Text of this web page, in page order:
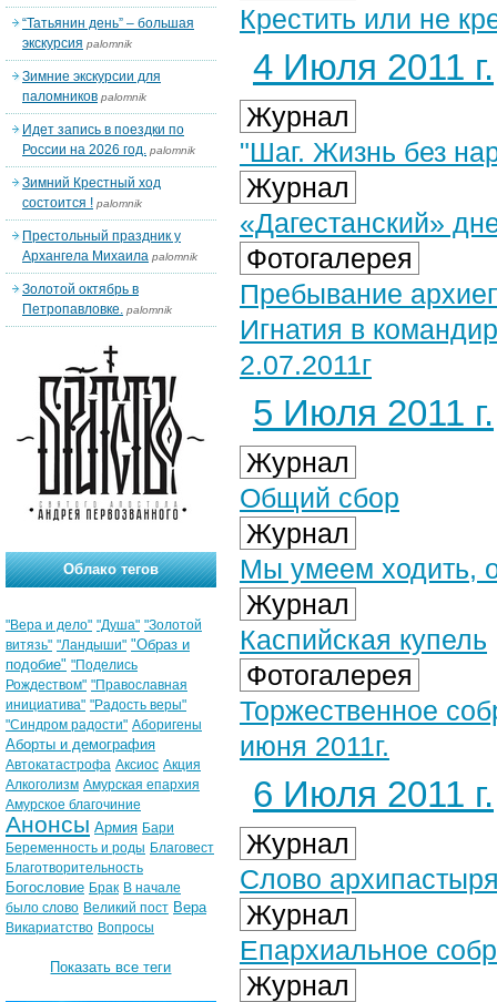
Крестить или не
4 Июля 2011 г.
Журнал
"Шаг. Жизнь без
Журнал
«Дагестанский»
Фотогалерея
Пребывание
Игнатия в
2.07.2011г
5 Июля 2011 г.
Журнал
Общий сбор
Журнал
Мы умеем ходить,
Журнал
Каспийская купель
Фотогалерея
Торжественное
июня 2011г.
6 Июля 2011 г.
Журнал
Слово
Журнал
Епархиальное
Журнал
“Татьянин день” – большая
экскурсия palomnik
Зимние экскурсии для
паломников palomnik
Идет запись в поездки по
России на 2026 год. palomnik
Зимний Крестный ход
состоится ! palomnik
Престольный праздник у
Архангела Михаила palomnik
Золотой октябрь в
Петропавловке. palomnik
Облако тегов
"Вера и дело" "Душа" "Золотой
витязь" "Ландыши" "Образ и
подобие" "Поделись
Рождеством" "Православная
инициатива" "Радость веры"
"Синдром радости" Аборигены
Аборты и демография
Автокатастрофа Аксиос Акция
Алкоголизм Амурская епархия
Амурское благочиние
Анонсы Армия Бари
Беременность и роды Благовест
Благотворительность
Богословие Брак В начале
было слово Великий пост Вера
Викариатство Вопросы
Показать все теги